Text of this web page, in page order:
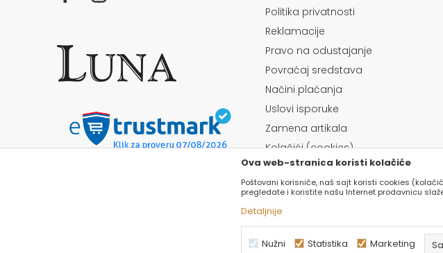
Politika privatnosti
Reklamacije
Pravo na odustajanje
Povraćaj sredstava
Načini plaćanja
Uslovi isporuke
Zamena artikala
Kolačići (cookies)
Ova web-stranica koristi kolačiće
Poštovani korisniče, naš sajt koristi cookies
pregledate i koristite našu Internet prodavnicu
Detaljnije
Nužni Statistika Marketing